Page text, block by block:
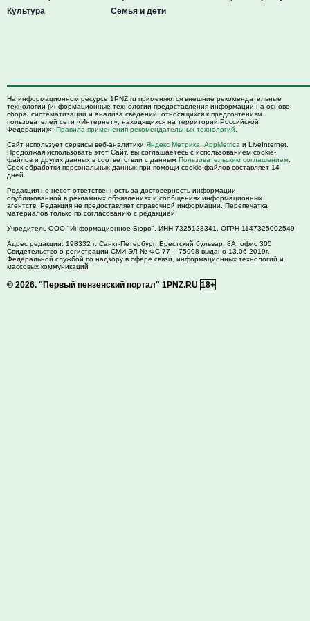
Культура
Семья и дети
На информационном ресурсе 1PNZ.ru применяются внешние рекомендательные
технологии (информационные технологии предоставления информации на основе
сбора, систематизации и анализа сведений, относящихся к предпочтениям
пользователей сети «Интернет», находящихся на территории Российской
Федерации)». Правила применения рекомендательных технологий
Сайт использует сервисы веб-аналитики Яндекс Метрика AppMetrica и LiveInternet.
Продолжая использовать этот Сайт, вы соглашаетесь с использованием cookie-
файлов и других данных в соответствии с данным Пользовательским соглашением
Срок обработки персональных данных при помощи cookie-файлов составляет 14
дней.
Редакция не несет ответственность за достоверность информации,
опубликованной в рекламных объявлениях и сообщениях информационных
агентств. Редакция не предоставляет справочной информации. Перепечатка
материалов только по согласованию с редакцией.
Учредитель ООО "Информационное Бюро". ИНН 7325128341, ОГРН 1147325002549
Адрес редакции: 198332 г. Санкт-Петербург, Брестский бульвар, 8А, офис 305
Свидетельство о регистрации СМИ ЭЛ № ФС 77 – 75998 выдано 13.06.2019г.
Федеральной службой по надзору в сфере связи, информационных технологий и
массовых коммуникаций
© 2026. "Первый пензенский портал" 1PNZ.RU 18+